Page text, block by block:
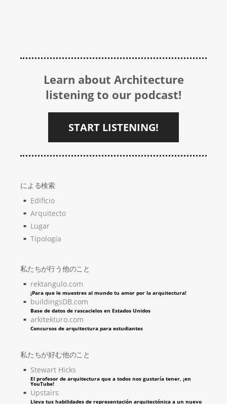
Learn about Architecture
listening to our podcast!
START LISTENING!
による検索
Edificio
Arquitecto
Lugar
Tipología
私たちが行う他のこと
rektangulo.com
¡Para que le muestres al mundo tu amor por la arquitectura!
buildingsDB.com
Base de datos de rascacielos en Estados Unidos
arkitekturo.com
Concursos de arquitectura para estudiantes
私たちが好む他のこと
Stewart Hicks
El profesor de arquitectura que a todos nos gustaría tener, ¡en
YouTube!
Upstairs
Lleva tus habilidades de representación arquitectónica a un nuevo